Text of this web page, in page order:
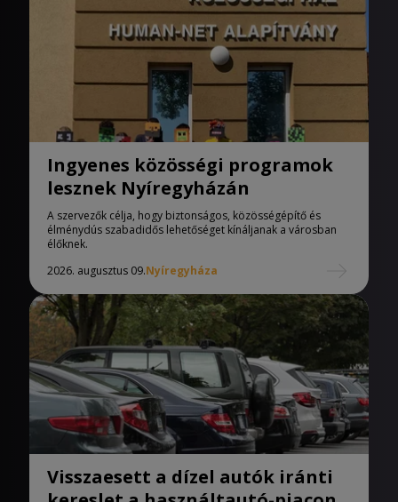
Ingyenes közösségi programok
lesznek Nyíregyházán
A szervezők célja, hogy biztonságos, közösségépítő és
élménydús szabadidős lehetőséget kínáljanak a városban
élőknek.
2026. augusztus 09.Nyíregyháza
Visszaesett a dízel autók iránti